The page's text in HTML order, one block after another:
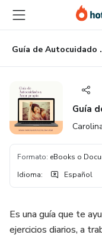
principal
página
de
página
Guía
Guía
Formato: eBooks o
Idioma: Español
Es una guía que te
ejercicios diarios, a